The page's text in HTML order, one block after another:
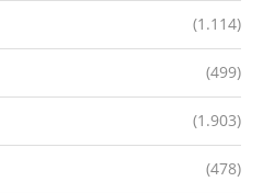
(1.114)
(499)
(1.903)
(478)